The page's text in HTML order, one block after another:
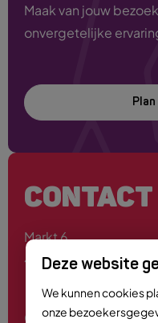
Deze website
We kunnen cookies
onze
Maak van jouw
onvergetelijke
CONTACT
Markt 6
4701 PE Roosendaal
0165 - 55 44 00